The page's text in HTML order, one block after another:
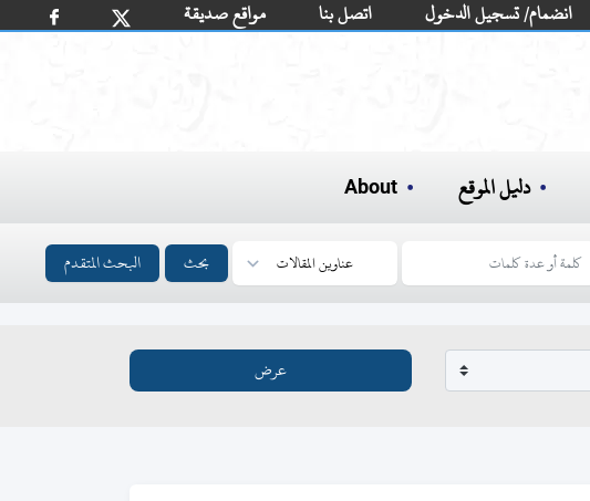
مواقع صديقة اتصل بنا انضمام/ تسجيل الدخول
دليل الموقع About
بحث البحث المتقدم